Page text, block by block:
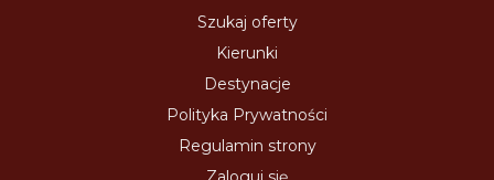
Szukaj oferty
Kierunki
Destynacje
Polityka Prywatności
Regulamin strony